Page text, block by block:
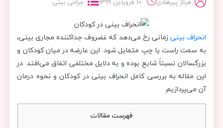
انحراف بینیزمانی رخ می‌دهد که غضروف جداکننده مجاری بینی،
به سمت راست یا چپ متمایل شود. این عارضه در میان کودکان و
بزرگسالان نسبتاً شایع بوده و به دلایل مختلفی اتفاق می‌افتد. در
این مقاله به بررسی کامل انحراف بینی در کودکان و نحوه درمان
آن می‌پردازیم.
فهرست مقالات